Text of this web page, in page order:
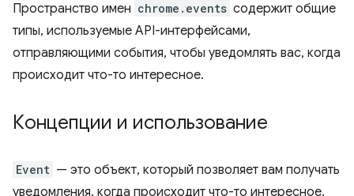
Пространство имен chrome.events содержит общие
типы, используемые API-интерфейсами,
отправляющими события, чтобы уведомлять вас, когда
происходит что-то интересное.
Концепции и использование
Event — это объект, который позволяет вам получать
уведомления, когда происходит что-то интересное.